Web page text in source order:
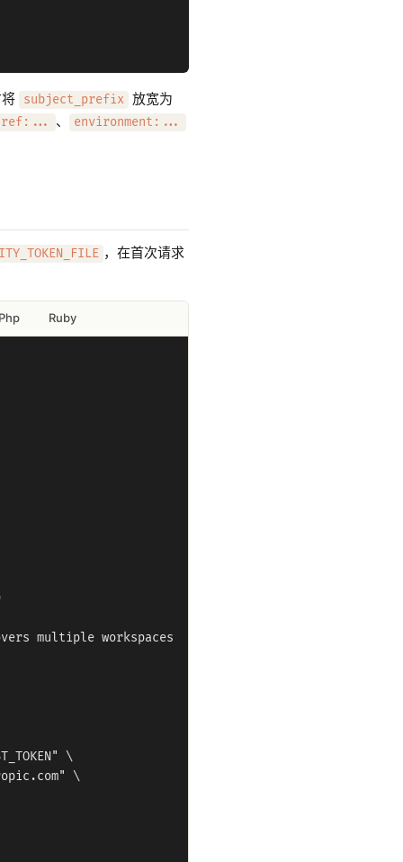
subject_prefix 放宽为
ref:... 、 environment:...
，在首次请求
Ruby
multiple workspaces
\
\